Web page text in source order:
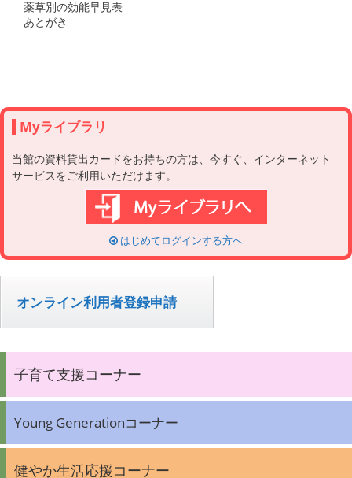
薬草別の効能早見表
あとがき
Myライブラリ
当館の資料貸出カードをお持ちの方は、今すぐ、インターネット
サービスをご利用いただけます。
はじめてログインする方へ
オンライン利用者登録申請
子育て支援コーナー
Young Generationコーナー
健やか生活応援コーナー